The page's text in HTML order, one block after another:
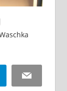
Email